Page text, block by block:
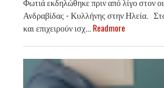
Ανδραβίδας - Κυλλήνης στην Ηλεία.
και επιχειρούν ισχ... Readmore